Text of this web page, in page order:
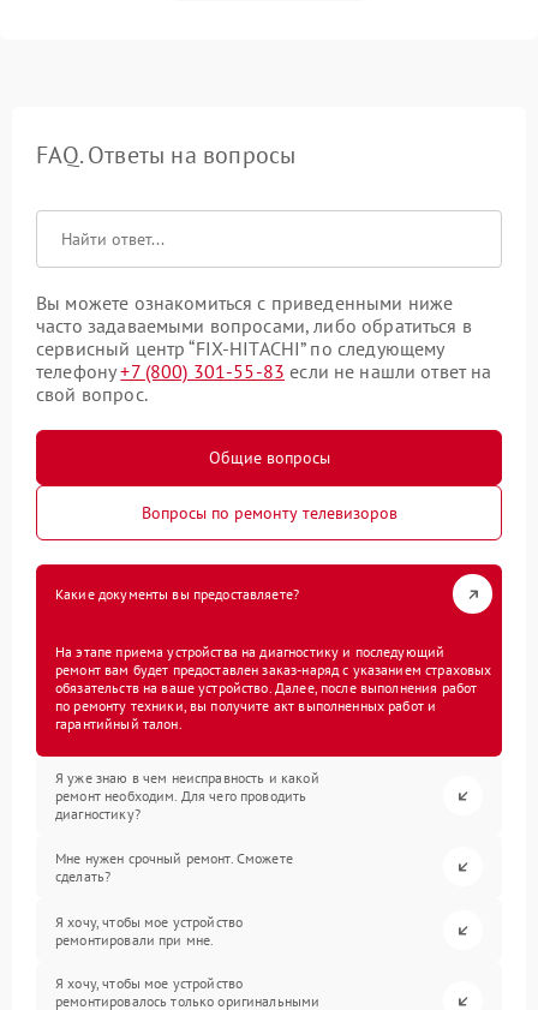
FAQ. Ответы на вопросы
Вы можете ознакомиться с приведенными ниже
часто задаваемыми вопросами, либо обратиться в
сервисный центр “FIX-HITACHI” по следующему
телефону+7 (800) 301-55-83 если не нашли ответ на
свой вопрос.
Общие вопросы
Вопросы по ремонту телевизоров
Какие документы вы предоставляете?
На этапе приема устройства на диагностику и последующий
ремонт вам будет предоставлен заказ-наряд с указанием страховых
обязательств на ваше устройство. Далее, после выполнения работ
по ремонту техники, вы получите акт выполненных работ и
гарантийный талон.
Я уже знаю в чем неисправность и какой
ремонт необходим. Для чего проводить
диагностику?
Мне нужен срочный ремонт. Сможете
сделать?
Я хочу, чтобы мое устройство
ремонтировали при мне.
Я хочу, чтобы мое устройство
ремонтировалось только оригинальными